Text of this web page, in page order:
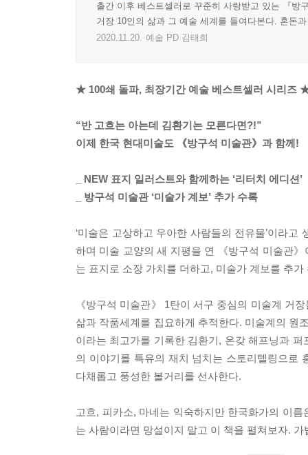
출간 이후 베스트셀러로 꾸준히 사랑받고 있는 『방
거장 10인의 삶과 그 예술 세계를 들여다본다. 혼돈
2020.11.20. 예술 PD 김태희
★ 100쇄 돌파, 최장기간 예술 베스트셀러 시리즈
“반 고흐는 아는데 김환기는 모른다면?!”
이제 한국 현대미술도 《방구석 미술관》과 함께!
_ NEW 표지 일러스트와 함께하는 ‘리터치 에디션’
_ 방구석 미술관 ‘미술가 계보’ 추가 수록
‘미술은 고상하고 우아한 사람들의 전유물’이라
하며 미술 교양의 새 지평을 연 《방구석 미술관
는 표지로 소장 가치를 더하고, 미술가 계보를 추
《방구석 미술관》 1탄이 서구 중심의 미술계 거
삶과 작품세계를 집요하게 추적한다. 미술계의 원
이라는 최고가를 기록한 김환기, 온갖 해프닝과
의 이야기를 특유의 재치 넘치는 스토리텔링으로
다채롭고 풍성한 볼거리를 선사한다.
고흐, 피카소, 마네는 익숙하지만 한국화가의 이름
는 사람이라면 망설이지 말고 이 책을 펼쳐보자.